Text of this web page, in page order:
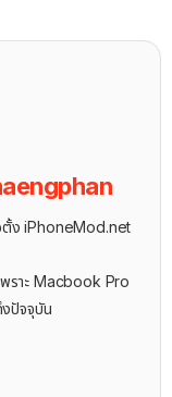
ตั้ง iPhoneMod.net
ราะ Macbook Pro
ปัจจุบัน